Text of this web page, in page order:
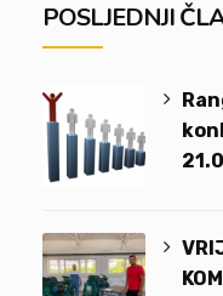
POSLJEDNJI